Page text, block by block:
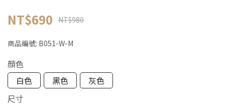
NT$690 NT$980
商品編號: B051-W-M
顏色
白色
黑色
灰色
尺寸